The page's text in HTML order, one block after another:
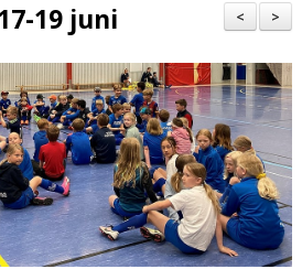
>
<
19 juni